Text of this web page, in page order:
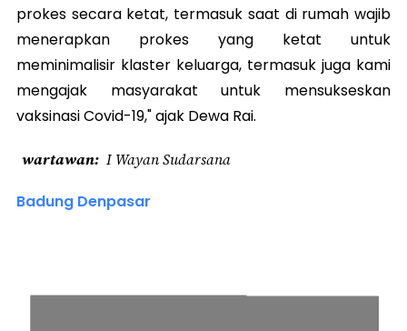
prokes secara ketat, termasuk saat di rumah wajib
menerapkan prokes yang ketat untuk
meminimalisir klaster keluarga, termasuk juga kami
mengajak masyarakat untuk mensukseskan
vaksinasi Covid-19," ajak Dewa Rai.
wartawan I Wayan Sudarsana
Badung Denpasar